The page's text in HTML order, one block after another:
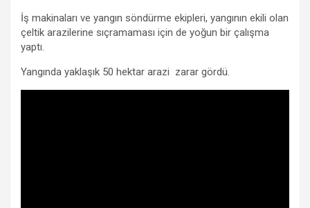
İş makinaları ve yangın söndürme ekipleri, yangının ekili olan
çeltik arazilerine sıçramaması için de yoğun bir çalışma
yaptı.
Yangında yaklaşık 50 hektar arazi zarar gördü.